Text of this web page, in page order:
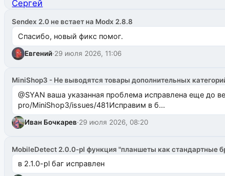
Sendex 2.0 не встает на Modx 2.8.8
Спасибо, новый фикс помог.
Евгений·29 июля 2026, 11:06
MiniShop3 - Не выводятся товары дополнительных
@SYAN ваша указанная проблема исправлена еще до версии 1.2.3 @Павлик Мышкин
pro/MiniShop3/issues/481Исправим в б...
Иван Бочкарев·29 июля 2026, 08:20
MobileDetect 2.0.0-pl функция "планшеты как стандартные
в 2.1.0-pl баг исправлен